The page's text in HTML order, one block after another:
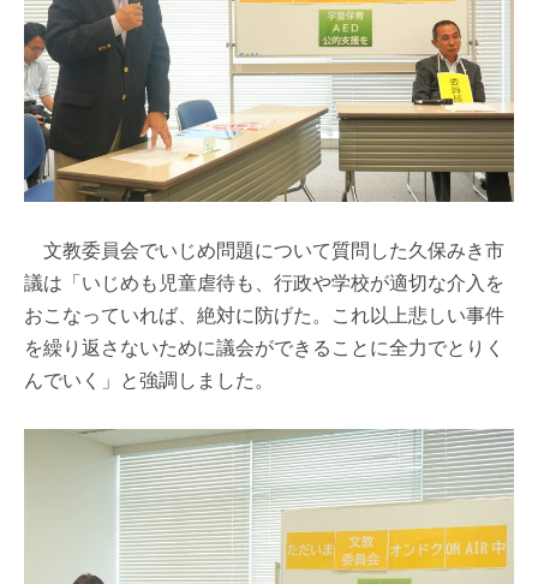
文教委員会でいじめ問題について質問した久保みき市
議は「いじめも児童虐待も、行政や学校が適切な介入を
おこなっていれば、絶対に防げた。これ以上悲しい事件
を繰り返さないために議会ができることに全力でとりく
んでいく」と強調しました。